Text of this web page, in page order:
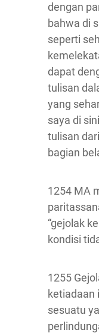
dengan
bahwa di
seperti
dapat
tulisan
yang
saya di
tulisan
bagian
1254 MA
“gejolak
kondisi
1255
ketiadaan
sesuatu